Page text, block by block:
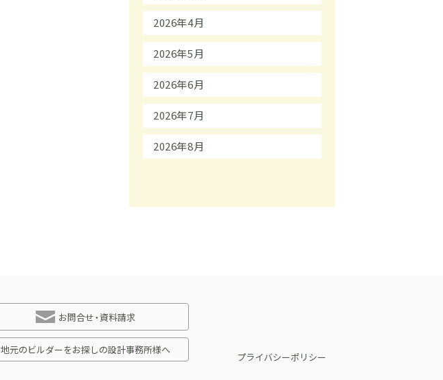
2026年4月
2026年5月
2026年6月
2026年7月
2026年8月
お問合せ・資料請求
地元のビルダーをお探しの設計事務所様へ
プライバシーポリシー